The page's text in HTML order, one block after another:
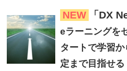
NEW 「DX
eラーニングを
タートで学習
定まで目指せる